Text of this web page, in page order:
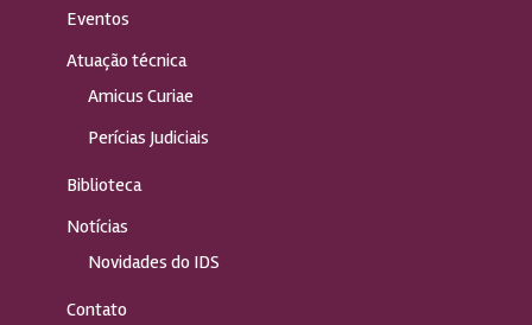
Eventos
Atuação técnica
Amicus Curiae
Perícias Judiciais
Biblioteca
Notícias
Novidades do IDS
Contato